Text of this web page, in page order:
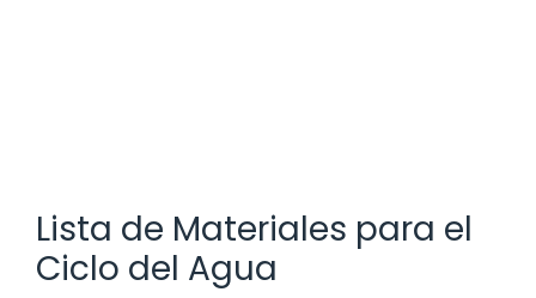
Lista de Materiales para el
Ciclo del Agua